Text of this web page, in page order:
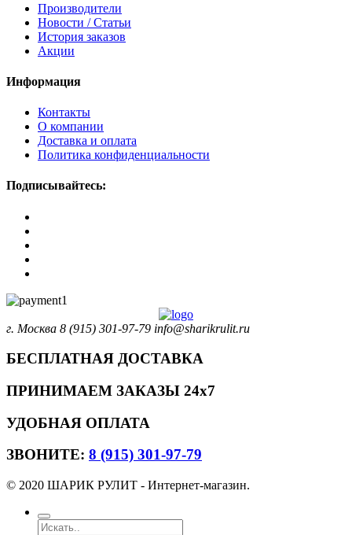
Производители
Новости / Статьи
История заказов
Акции
Информация
Контакты
О компании
Доставка и оплата
Политика конфиденциальности
Подписывайтесь:
г. Москва 8 (915) 301-97-79 info@sharikrulit.ru
БЕСПЛАТНАЯ ДОСТАВКА
ПРИНИМАЕМ ЗАКАЗЫ 24х7
УДОБНАЯ ОПЛАТА
ЗВОНИТЕ: 8 (915) 301-97-79
© 2020 ШАРИК РУЛИТ - Интернет-магазин.